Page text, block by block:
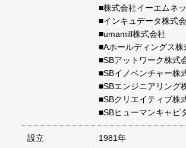
■株式会社イーエムネ
■インキュデータ株式
■umamill株式会社
■Aホールディングス株
■SBアットワーク株式
■SBイノベンチャー株
■SBエンジニアリング
■SBクリエイティブ株
■SBヒューマンキャ
設立 1981年